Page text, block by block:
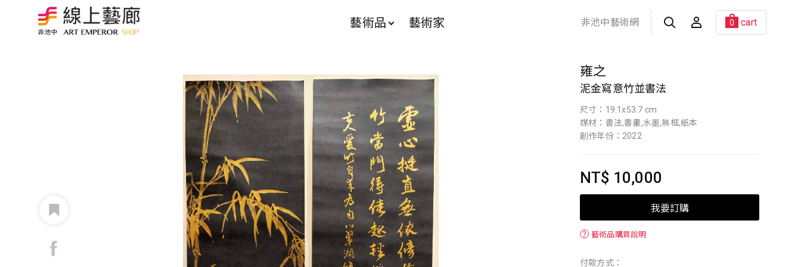
藝術品 藝術家 非池中藝術網 0 cart
雍之
泥金寫意竹並書法
尺寸：19.1x53.7 cm
媒材：書法,書畫,水墨,無框,紙本
創作年份：2022
NT$ 10,000
我要訂購
？ 藝術品購買說明
付款方式：